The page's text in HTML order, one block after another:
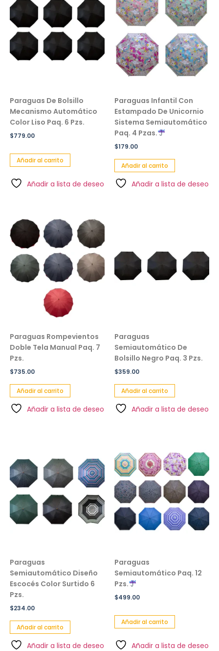
Paraguas De Bolsillo
Mecanismo Automático
Color Liso Paq. 6 Pzs.
$779.00
Añadir al carrito
Añadir a lista de deseo
Paraguas Infantil Con
Estampado De Unicornio
Sistema Semiautomático
Paq. 4 Pzas.
$179.00
Añadir al carrito
Añadir a lista de deseo
Paraguas Rompevientos
Doble Tela Manual Paq. 7
Pzs.
$735.00
Añadir al carrito
Añadir a lista de deseo
Paraguas
Semiautomático De
Bolsillo Negro Paq. 3 Pzs.
$359.00
Añadir al carrito
Añadir a lista de deseo
Paraguas
Semiautomático Diseño
Escocés Color Surtido 6
Pzs.
$234.00
Añadir al carrito
Añadir a lista de deseo
Paraguas
Semiautomático Paq. 12
Pzs.
$499.00
Añadir al carrito
Añadir a lista de deseo